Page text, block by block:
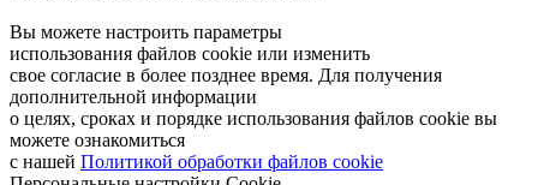
Вы можете настроить параметры
использования файлов cookie или изменить
свое согласие в более позднее время. Для получения
дополнительной информации
о целях, сроках и порядке использования файлов cookie вы
можете ознакомиться
с нашей Политикой обработки файлов cookie